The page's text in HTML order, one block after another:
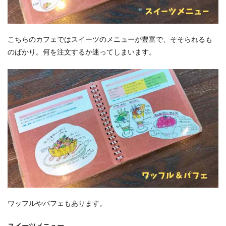
こちらのカフェではスイーツのメニューが豊富で、そそられるも
のばかり。何を注文するか迷ってしまいます。
ワッフルやパフェもあります。